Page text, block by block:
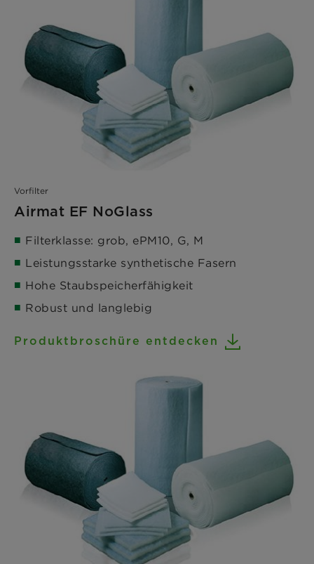
Vorfilter
Airmat EF NoGlass
Filterklasse: grob, ePM10, G, M
Leistungsstarke synthetische Fasern
Hohe Staubspeicherfähigkeit
Robust und langlebig
Produktbroschüre entdecken